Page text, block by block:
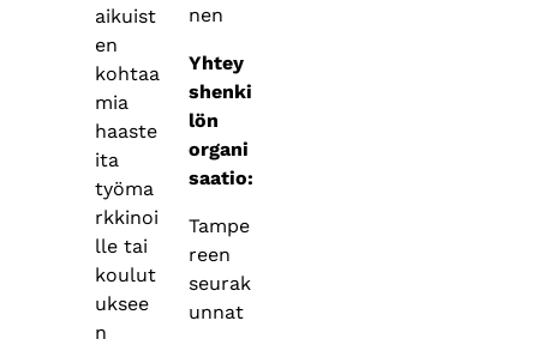
aikuist
en
kohtaa
mia
haaste
ita
työma
rkkinoi
lle tai
koulut
uksee
n
nen
Yhtey
shenki
lön
organi
saatio:
Tampe
reen
seurak
unnat